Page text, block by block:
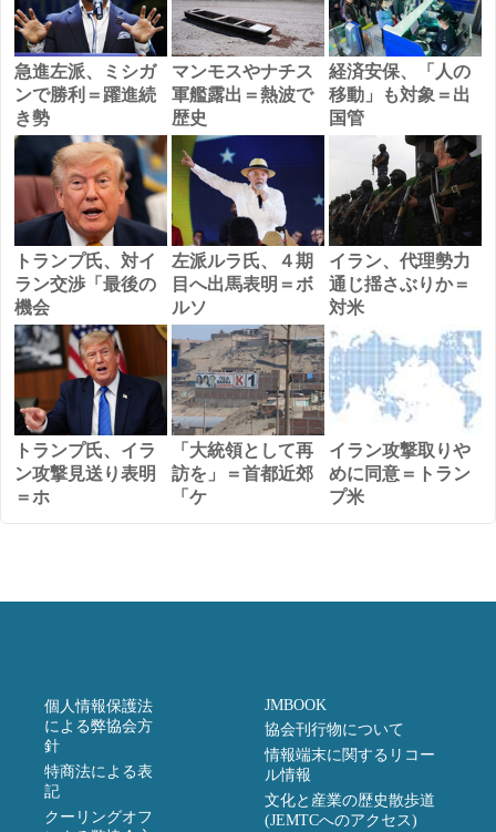
急進左派、ミシガ
ンで勝利＝躍進続
き勢
マンモスやナチス
軍艦露出＝熱波で
歴史
経済安保、「人の
移動」も対象＝出
国管
トランプ氏、対イ
ラン交渉「最後の
機会
左派ルラ氏、４期
目へ出馬表明＝ボ
ルソ
イラン、代理勢力
通じ揺さぶりか＝
対米
トランプ氏、イラ
ン攻撃見送り表明
＝ホ
「大統領として再
訪を」＝首都近郊
「ケ
イラン攻撃取りや
めに同意＝トラン
プ米
個人情報保護法
による弊協会方
針
特商法による表
記
クーリングオフ
JMBOOK
協会刊行物について
情報端末に関するリコー
ル情報
文化と産業の歴史散歩道
(JEMTCへのアクセス)